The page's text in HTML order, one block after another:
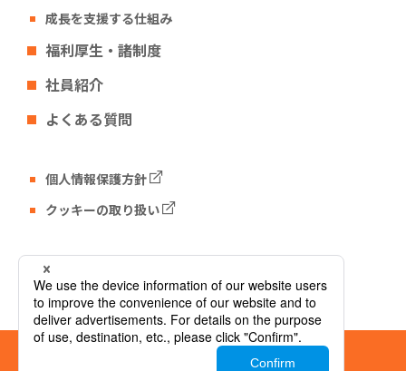
成長を支援する仕組み
福利厚生・諸制度
社員紹介
よくある質問
個人情報保護方針
クッキーの取り扱い
Tech Fun コーポレートサイト